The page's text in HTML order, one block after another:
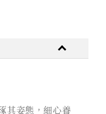
其姿態，細心養